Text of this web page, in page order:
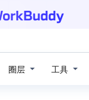
圈层 工具